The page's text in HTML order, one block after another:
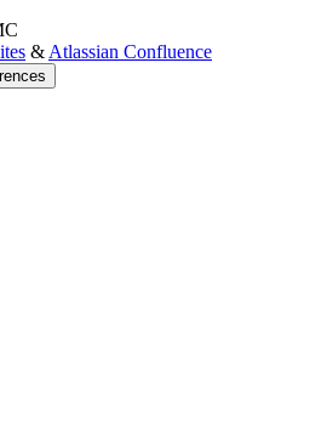
& Atlassian Confluence